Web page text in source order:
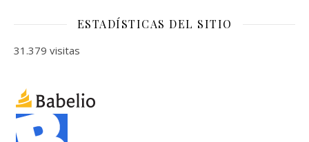
ESTADÍSTICAS DEL SITIO
31.379 visitas